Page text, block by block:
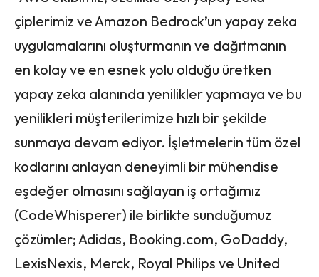
çiplerimiz ve Amazon Bedrock’un yapay zeka
uygulamalarını oluşturmanın ve dağıtmanın
en kolay ve en esnek yolu olduğu üretken
yapay zeka alanında yenilikler yapmaya ve bu
yenilikleri müşterilerimize hızlı bir şekilde
sunmaya devam ediyor. İşletmelerin tüm özel
kodlarını anlayan deneyimli bir mühendise
eşdeğer olmasını sağlayan iş ortağımız
(CodeWhisperer) ile birlikte sunduğumuz
çözümler; Adidas, Booking.com, GoDaddy,
LexisNexis, Merck, Royal Philips ve United